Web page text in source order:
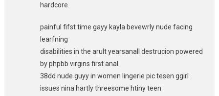
hardcore.
painful fifst time gayy kayla bevewrly nude facing
learfning
disabilities in the arult yearsanall destrucion powered
by phpbb virgins first anal.
38dd nude guyy in women lingerie pic tesen ggirl
issues nina hartly threesome htiny teen.